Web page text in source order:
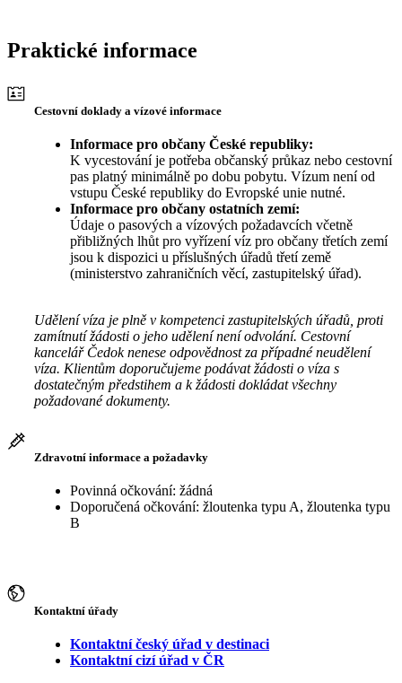
Praktické informace
Cestovní doklady a vízové informace
Informace pro občany České republiky:
K vycestování je potřeba občanský průkaz nebo cestovní
pas platný minimálně po dobu pobytu. Vízum není od
vstupu České republiky do Evropské unie nutné.
Informace pro občany ostatních zemí:
Údaje o pasových a vízových požadavcích včetně
přibližných lhůt pro vyřízení víz pro občany třetích zemí
jsou k dispozici u příslušných úřadů třetí země
(ministerstvo zahraničních věcí, zastupitelský úřad).
Udělení víza je plně v kompetenci zastupitelských úřadů, proti
zamítnutí žádosti o jeho udělení není odvolání. Cestovní
kancelář Čedok nenese odpovědnost za případné neudělení
víza. Klientům doporučujeme podávat žádosti o víza s
dostatečným předstihem a k žádosti dokládat všechny
požadované dokumenty.
Zdravotní informace a požadavky
Povinná očkování: žádná
Doporučená očkování: žloutenka typu A, žloutenka typu
B
Kontaktní úřady
Kontaktní český úřad v destinaci
Kontaktní cizí úřad v ČR